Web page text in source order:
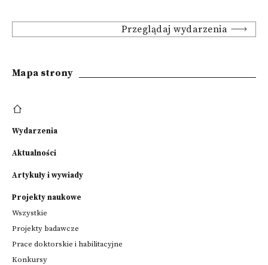
Przeglądaj wydarzenia
Mapa strony
Wydarzenia
Aktualności
Artykuły i wywiady
Projekty naukowe
Wszystkie
Projekty badawcze
Prace doktorskie i habilitacyjne
Konkursy